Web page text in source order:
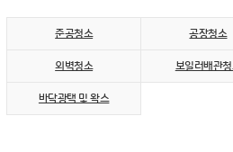
준공청소 공장청소
외벽청소 보일러배관
바닥광택 및 왁스